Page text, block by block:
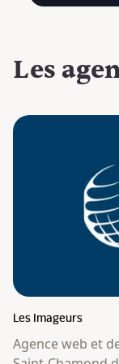
Les
Les Imageurs
Agence web et